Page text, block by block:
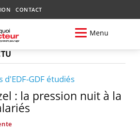
CONTACT
Menu
GDF étudiés
: la pression nuit à la